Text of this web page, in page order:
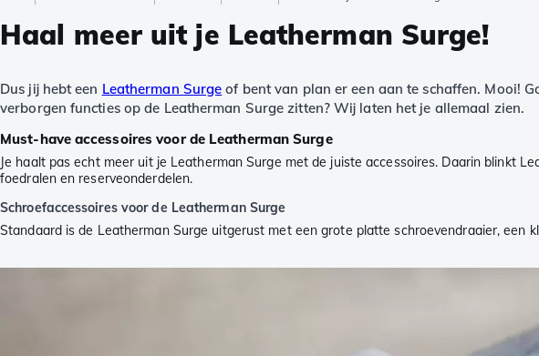
Haal meer uit je Leatherman Surge!
Dus jij hebt een Leatherman Surge of bent van plan er een aan te schaffen. Mooi!
verborgen functies op de Leatherman Surge zitten? Wij laten het je allemaal zien.
Must-have accessoires voor de Leatherman Surge
Je haalt pas echt meer uit je Leatherman Surge met de juiste accessoires. Daarin blinkt
foedralen en reserveonderdelen.
Schroefaccessoires voor de Leatherman Surge
Standaard is de Leatherman Surge uitgerust met een grote platte schroevendraaier, een